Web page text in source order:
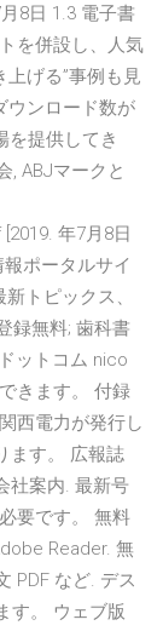
8日 1.3 電子書
を併設し、人気
げる”事例も見
ウンロード数が
を提供してき
, ABJマークと
年7月8日
ポータルサイ
トピックス、
録無料; 歯科書
ットコム nico
きます。 付録
西電力が発行し
ます。 広報誌
社案内. 最新号
要です。 無料
Reader. 無
PDF など. デス
す。 ウェブ版